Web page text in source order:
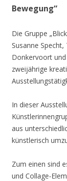
Bewegung“
Die Gruppe
Susanne
Donkervoort
zweijährige
In dieser
aus
künstlerisch
Zum einen sind
und Collage-